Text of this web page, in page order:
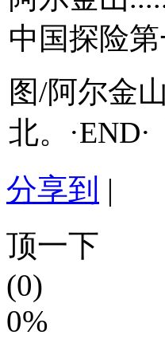
中国探险第
图/阿尔金
北。
分享到 |
顶一下
(0)
0%